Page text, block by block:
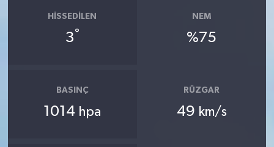
HISSEDILEN
3°
NEM
%75
BASINÇ
1014 hpa
RÜZGAR
49 km/s